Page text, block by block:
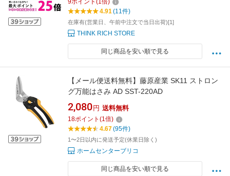
9ポイント (1倍)
4.91(11件)
在庫有(営業日、午前中注文で当日出荷)[1]
THINK RICH STORE
同じ商品を安い順で見る
【メール便送料無料】藤原産業 SK11 ストロン
グ万能はさみ AD SST-220AD
2,080 円 送料無料
18ポイント (1倍)
4.67(95件)
1〜2日以内に発送予定(休業日除く)
ホームセンターブリコ
同じ商品を安い順で見る